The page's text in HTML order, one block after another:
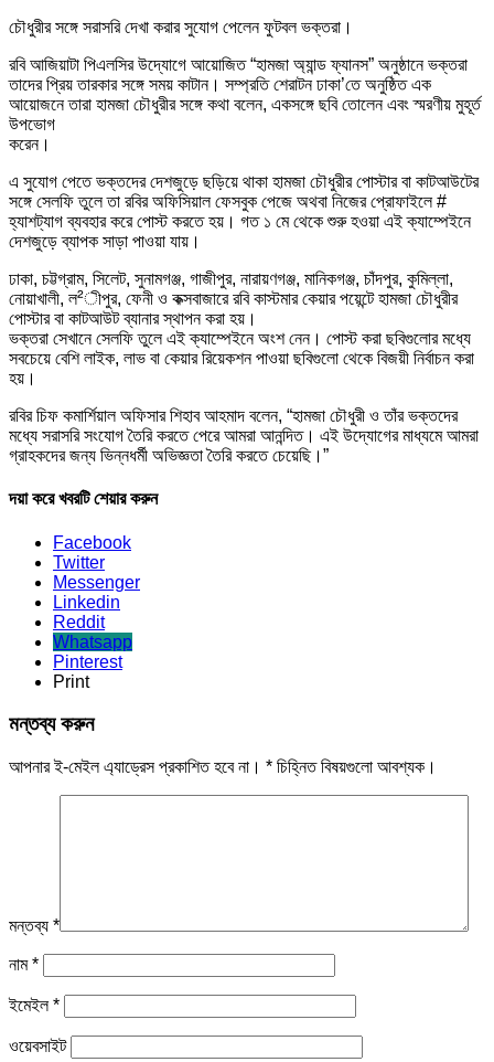
চৌধুরীর সঙ্গে সরাসরি দেখা করার সুযোগ পেলেন ফুটবল ভক্তরা।
রবি আজিয়াটা পিএলসির উদ্যোগে আয়োজিত “হামজা অ্যান্ড ফ্যানস” অনুষ্ঠানে ভক্তরা
তাদের প্রিয় তারকার সঙ্গে সময় কাটান। সম্প্রতি শেরাটন ঢাকা’তে অনুষ্ঠিত এক
আয়োজনে তারা হামজা চৌধুরীর সঙ্গে কথা বলেন, একসঙ্গে ছবি তোলেন এবং স্মরণীয় মুহূর্ত
উপভোগ
করেন।
এ সুযোগ পেতে ভক্তদের দেশজুড়ে ছড়িয়ে থাকা হামজা চৌধুরীর পোস্টার বা কাটআউটের
সঙ্গে সেলফি তুলে তা রবির অফিসিয়াল ফেসবুক পেজে অথবা নিজের প্রোফাইলে #
হ্যাশট্যাগ ব্যবহার করে পোস্ট করতে হয়। গত ১ মে থেকে শুরু হওয়া এই ক্যাম্পেইনে
দেশজুড়ে ব্যাপক সাড়া পাওয়া যায়।
ঢাকা, চট্টগ্রাম, সিলেট, সুনামগঞ্জ, গাজীপুর, নারায়ণগঞ্জ, মানিকগঞ্জ, চাঁদপুর, কুমিল্লা,
নোয়াখালী, ল²ীপুর, ফেনী ও কক্সবাজারে রবি কাস্টমার কেয়ার পয়েন্টে হামজা চৌধুরীর
পোস্টার বা কাটআউট ব্যানার স্থাপন করা হয়।
ভক্তরা সেখানে সেলফি তুলে এই ক্যাম্পেইনে অংশ নেন। পোস্ট করা ছবিগুলোর মধ্যে
সবচেয়ে বেশি লাইক, লাভ বা কেয়ার রিয়েকশন পাওয়া ছবিগুলো থেকে বিজয়ী নির্বাচন করা
হয়।
রবির চিফ কমার্শিয়াল অফিসার শিহাব আহমাদ বলেন, “হামজা চৌধুরী ও তাঁর ভক্তদের
মধ্যে সরাসরি সংযোগ তৈরি করতে পেরে আমরা আনন্দিত। এই উদ্যোগের মাধ্যমে আমরা
গ্রাহকদের জন্য ভিন্নধর্মী অভিজ্ঞতা তৈরি করতে চেয়েছি।”
দয়া করে খবরটি শেয়ার করুন
Facebook
Twitter
Messenger
Linkedin
Reddit
Whatsapp
Pinterest
Print
মন্তব্য করুন
আপনার ই-মেইল এ্যাড্রেস প্রকাশিত হবে না। * চিহ্নিত বিষয়গুলো আবশ্যক।
মন্তব্য *
নাম*
ইমেইল*
ওয়েবসাইট